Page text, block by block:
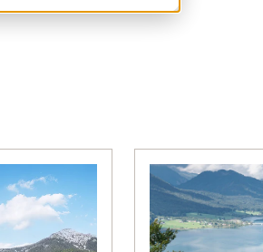
Leisure Lodges Jenig